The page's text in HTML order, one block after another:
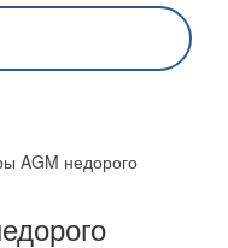
AGM недорого